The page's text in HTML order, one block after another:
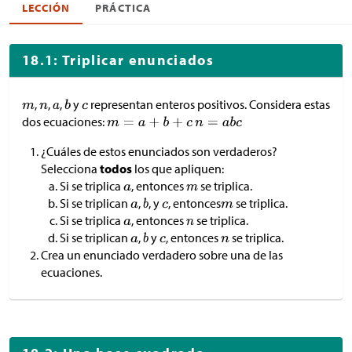
LECCIÓN PRÁCTICA
18.1: Triplicar enunciados
, , , y representan enteros positivos. Considera estas
dos ecuaciones:
¿Cuáles de estos enunciados son verdaderos?
Selecciona todos los que apliquen:
Si se triplica
, entonces
se triplica.
Si se triplican
, , y , entonces
se triplica.
Si se triplica
, entonces
se triplica.
Si se triplican
, y , entonces se triplica.
Crea un enunciado verdadero sobre una de las
ecuaciones.